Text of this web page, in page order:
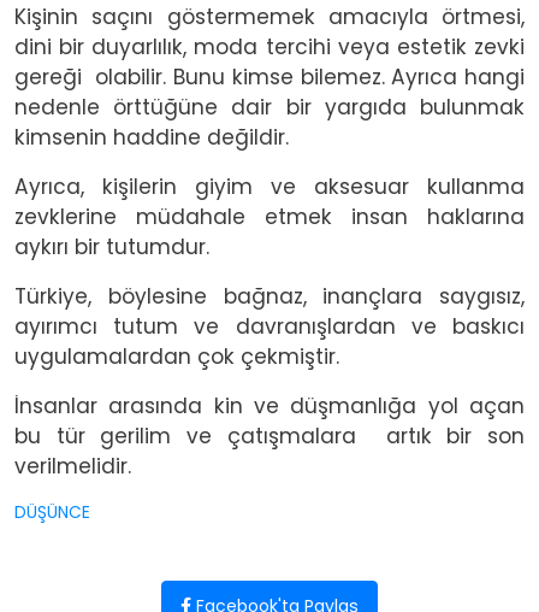
Kişinin saçını göstermemek amacıyla örtmesi,
dini bir duyarlılık, moda tercihi veya estetik zevki
gereği olabilir. Bunu kimse bilemez. Ayrıca hangi
nedenle örttüğüne dair bir yargıda bulunmak
kimsenin haddine değildir.
Ayrıca, kişilerin giyim ve aksesuar kullanma
zevklerine müdahale etmek insan haklarına
aykırı bir tutumdur.
Türkiye, böylesine bağnaz, inançlara saygısız,
ayırımcı tutum ve davranışlardan ve baskıcı
uygulamalardan çok çekmiştir.
İnsanlar arasında kin ve düşmanlığa yol açan
bu tür gerilim ve çatışmalara artık bir son
verilmelidir.
DÜŞÜNCE
Facebook'ta Paylaş